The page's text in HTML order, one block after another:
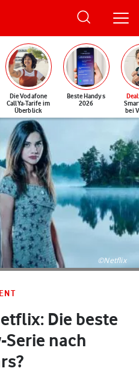
Die Vodafone
CallYa-Tarife im
Überblick
Beste Handys
2026
Deal
bei
©Netflix
Die beste
nach